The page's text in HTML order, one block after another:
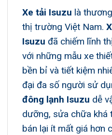
Xe tải Isuzu là
thị trường Việt Nam.
Isuzu đã chiếm lĩnh
với những mẫu xe
bền bỉ và tiết kiệm
đại đa số người sử
đông lạnh Isuzu dễ
dưỡng, sửa chữa khá
bán lại ít mất giá hơn